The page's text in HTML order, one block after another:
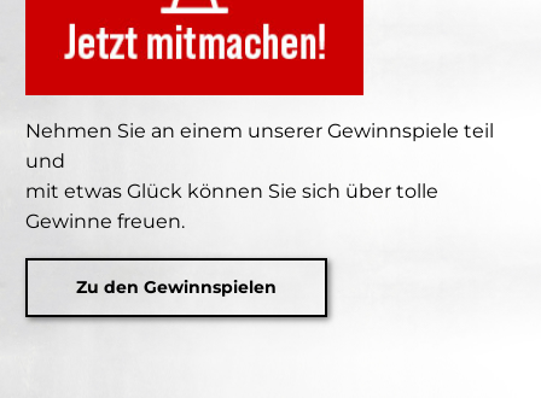
Nehmen Sie an einem unserer Gewinnspiele teil
und
mit etwas Glück können Sie sich über tolle
Gewinne freuen.
Zu den Gewinnspielen